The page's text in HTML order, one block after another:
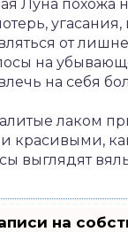
Луна похожа
от
на
на себя
лаком
красивыми,
выглядят
на